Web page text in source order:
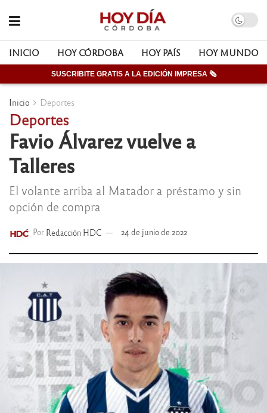
INICIO HOY CÓRDOBA HOY PAÍS HOY MUNDO
SUSCRIBITE GRATIS A LA EDICIÓN IMPRESA 🗞
Inicio Deportes
Deportes
Favio Álvarez vuelve a
Talleres
El volante arriba al Matador a préstamo y sin
opción de compra
Por Redacción HDC 24 de junio de 2022